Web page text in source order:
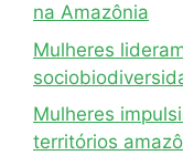
na Amazônia
Mulheres
Mulheres
territórios